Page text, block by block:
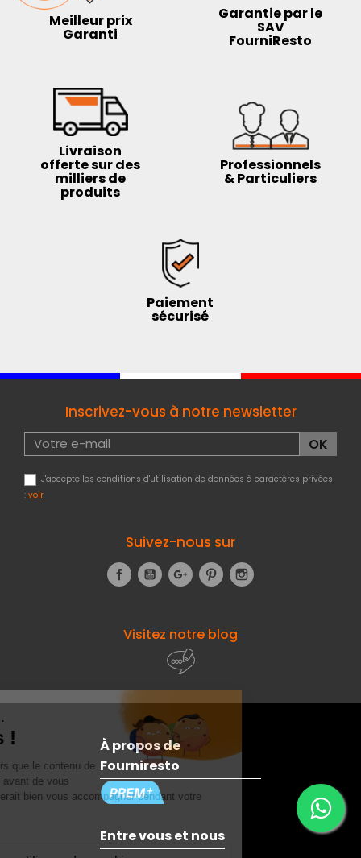
Meilleur prix
Garanti
Garantie par le
SAV
FourniResto
Livraison
offerte sur des
milliers de
produits
Professionnels
& Particuliers
Paiement
sécurisé
Inscrivez-vous à notre newsletter
J'accepte les conditions d'utilisation de données à caractères privées
: voir
Suivez-nous sur
FacebookYouTubeGoogle+Pinterest
Visitez notre blog
À propos de
Fourniresto
Entre vous et nous